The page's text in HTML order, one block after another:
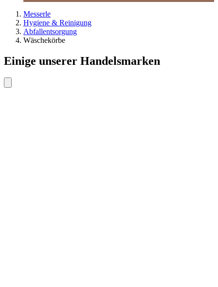
Messerle
Hygiene & Reinigung
Abfallentsorgung
Wäschekörbe
Einige unserer Handelsmarken